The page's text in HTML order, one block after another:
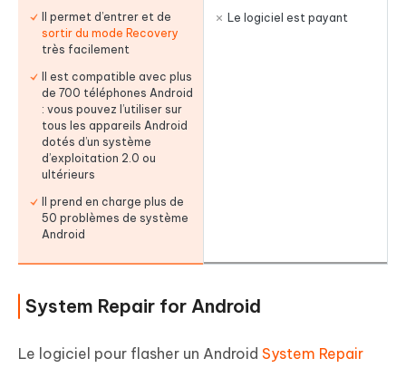
Il permet d’entrer et de
sortir du mode Recovery
très facilement
Il est compatible avec plus
de 700 téléphones Android
: vous pouvez l’utiliser sur
tous les appareils Android
dotés d’un système
d’exploitation 2.0 ou
ultérieurs
Il prend en charge plus de
50 problèmes de système
Android
Le logiciel est payant
System Repair for Android
Le logiciel pour flasher un Android System Repair